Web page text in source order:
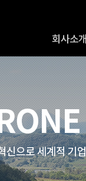
회사소개
오시는길